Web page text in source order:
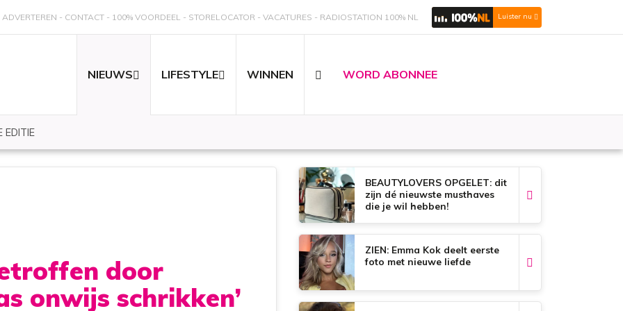
ADVERTEREN CONTACT 100% VOORDEEL STORELOCATOR VACATURES RADIOSTATION 100% NL Luister nu
NIEUWS
EDITIE
LIFESTYLE WINNEN WORD ABONNEE
door
onwijs schrikken’
BEAUTYLOVERS OPGELET: dit
zijn dé nieuwste musthaves
die je wil hebben!
ZIEN: Emma Kok deelt eerste
foto met nieuwe liefde